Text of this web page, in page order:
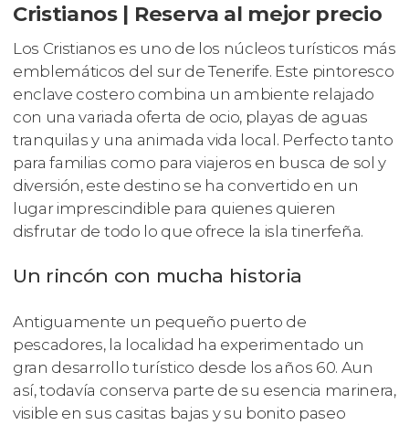
Cristianos | Reserva al mejor precio
Los Cristianos es uno de los núcleos turísticos más
emblemáticos del sur de Tenerife. Este pintoresco
enclave costero combina un ambiente relajado
con una variada oferta de ocio, playas de aguas
tranquilas y una animada vida local. Perfecto tanto
para familias como para viajeros en busca de sol y
diversión, este destino se ha convertido en un
lugar imprescindible para quienes quieren
disfrutar de todo lo que ofrece la isla tinerfeña.
Un rincón con mucha historia
Antiguamente un pequeño puerto de
pescadores, la localidad ha experimentado un
gran desarrollo turístico desde los años 60. Aun
así, todavía conserva parte de su esencia marinera,
visible en sus casitas bajas y su bonito paseo